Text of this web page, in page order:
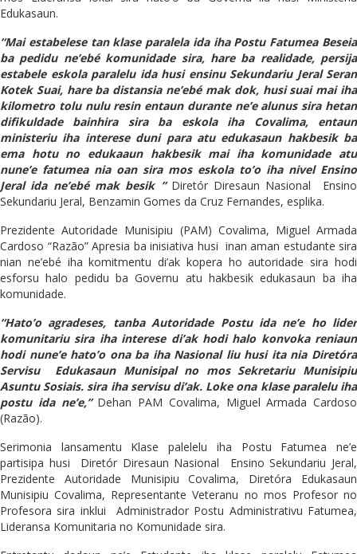
Edukasaun.
“Mai estabelese tan klase paralela ida iha Postu Fatumea Beseia
ba pedidu ne’ebé komunidade sira, hare ba realidade, persija
estabele eskola paralelu ida husi ensinu Sekundariu Jeral Seran
Kotek Suai, hare ba distansia ne’ebé mak dok, husi suai mai iha
kilometro tolu nulu resin entaun durante ne’e alunus sira hetan
difikuldade bainhira sira ba eskola iha Covalima, entaun
ministeriu iha interese duni para atu edukasaun hakbesik ba
ema hotu no edukaaun hakbesik mai iha komunidade atu
nune’e fatumea nia oan sira mos eskola to’o iha nivel Ensino
Jeral ida ne’ebé mak besik ”Diretór Diresaun Nasional Ensino
Sekundariu Jeral, Benzamin Gomes da Cruz Fernandes, esplika.
Prezidente Autoridade Munisipiu (PAM) Covalima, Miguel Armada
Cardoso “Razão” Apresia ba inisiativa husi inan aman estudante sira
nian ne’ebé iha komitmentu di’ak kopera ho autoridade sira hodi
esforsu halo pedidu ba Governu atu hakbesik edukasaun ba iha
komunidade.
“Hato’o agradeses, tanba Autoridade Postu ida ne’e ho lider
komunitariu sira iha interese di’ak hodi halo konvoka reniaun
hodi nune’e hato’o ona ba iha Nasional liu husi ita nia Diretóra
Servisu Edukasaun Munisipal no mos Sekretariu Munisipiu
Asuntu Sosiais. sira iha servisu di’ak. Loke ona klase paralelu iha
postu ida ne’e,” Dehan PAM Covalima, Miguel Armada Cardoso
(Razão).
Serimonia lansamentu Klase palelelu iha Postu Fatumea ne’e
partisipa husi Diretór Diresaun Nasional Ensino Sekundariu Jeral,
Prezidente Autoridade Munisipiu Covalima, Diretóra Edukasaun
Munisipiu Covalima, Representante Veteranu no mos Profesor no
Profesora sira inklui Administrador Postu Administrativu Fatumea,
Lideransa Komunitaria no Komunidade sira.